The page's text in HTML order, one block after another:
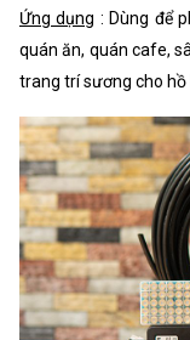
Ứng dụng : Dùng để
quán ăn, quán cafe,
trang trí sương cho hồ